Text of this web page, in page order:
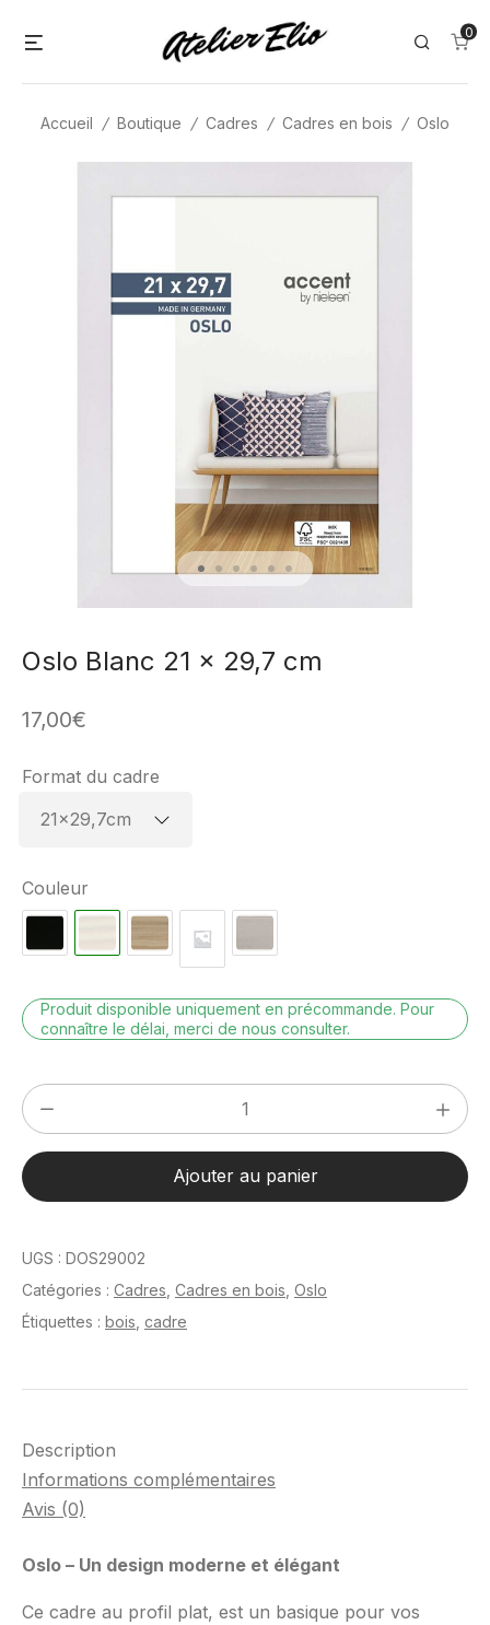
Search0
Accueil / Boutique / Cadres / Cadres en bois / Oslo
Oslo Blanc 21 x 29,7 cm
17,00€
Format du cadre
Couleur
Produit disponible uniquement en précommande. Pour
connaître le délai, merci de nous consulter.
quantité
de
Oslo
Blanc
x
29,7
cm
Ajouter au panier
UGS : DOS29002
Catégories : Cadres Cadres en bois Oslo
Étiquettes : bois cadre
Description
Informations complémentaires
Avis (0)
Oslo – Un design moderne et élégant
Ce cadre au profil plat, est un basique pour vos